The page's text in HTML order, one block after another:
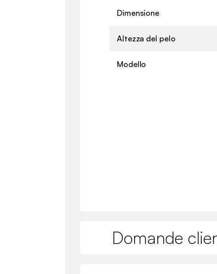
Dimensione
Altezza del pelo
Modello
Domande